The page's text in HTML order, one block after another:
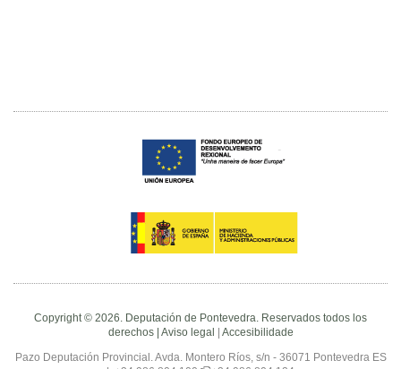
Copyright © 2026. Deputación de Pontevedra. Reservados todos los
derechos | Aviso legal Accesibilidade
Pazo Deputación Provincial. Avda. Montero Ríos, s/n - 36071 Pontevedra ES